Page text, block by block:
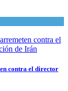
contra el director